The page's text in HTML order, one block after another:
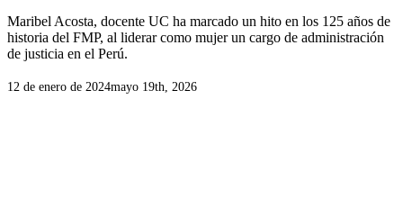
Maribel Acosta, docente UC ha marcado un hito en los 125 años de
historia del FMP, al liderar como mujer un cargo de administración
de justicia en el Perú.
12 de enero de 2024mayo 19th, 2026